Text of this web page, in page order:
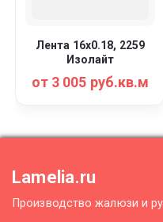
Лента 16x0.18, 2259
Изолайт
от 3 005 руб.кв.м
Lamelia.ru
Производство жалюзи и